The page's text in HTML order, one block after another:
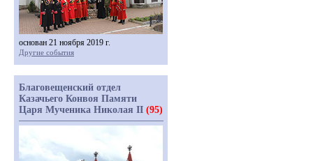
основан 21 ноября 2019 г.
Другие события
Благовещенский отдел
Казачьего Конвоя Памяти
Царя Мученика Николая II (95)